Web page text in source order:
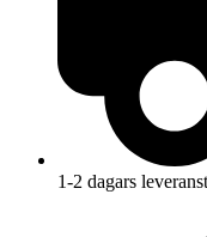
1-2 dagars